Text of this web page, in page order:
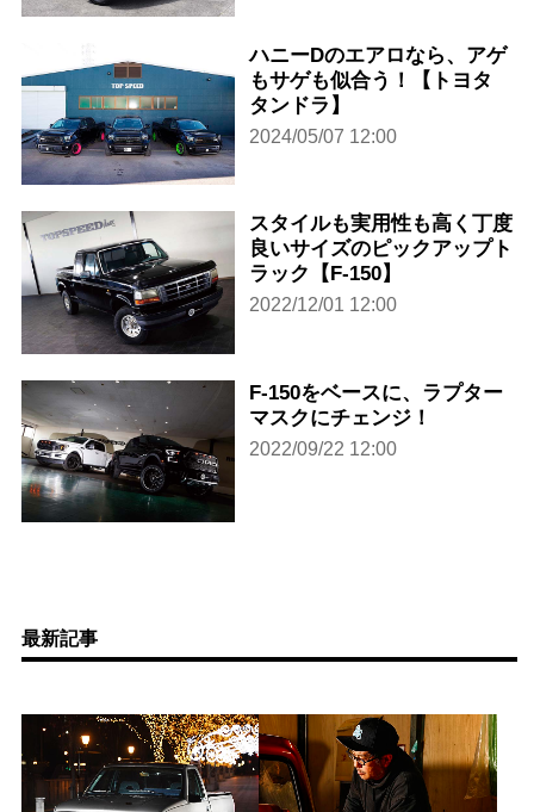
ハニーDのエアロなら、アゲ
もサゲも似合う！【トヨタ
タンドラ】
2024/05/07 12:00
スタイルも実用性も高く丁度
良いサイズのピックアップト
ラック【F-150】
2022/12/01 12:00
F-150をベースに、ラプター
マスクにチェンジ！
2022/09/22 12:00
最新記事